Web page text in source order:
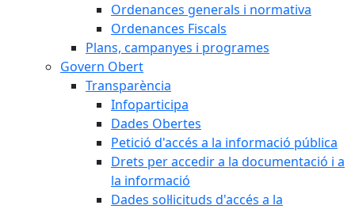
Ordenances generals i normativa
Ordenances Fiscals
Plans, campanyes i programes
Govern Obert
Transparència
Infoparticipa
Dades Obertes
Petició d'accés a la informació pública
Drets per accedir a la documentació i a
la informació
Dades sol·licituds d'accés a la